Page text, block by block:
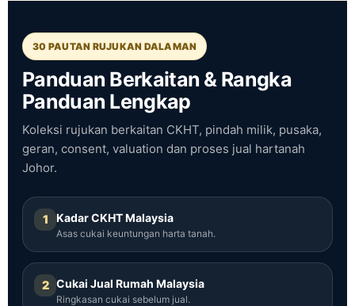
30 PAUTAN RUJUKAN DALAMAN
Panduan Berkaitan & Rangka
Panduan Lengkap
Koleksi rujukan berkaitan CKHT, pindah milik, pusaka,
geran, consent, valuation dan proses jual hartanah
Johor.
1 Kadar CKHT Malaysia
Asas cukai keuntungan harta tanah.
2 Cukai Jual Rumah Malaysia
Ringkasan cukai sebelum jual.